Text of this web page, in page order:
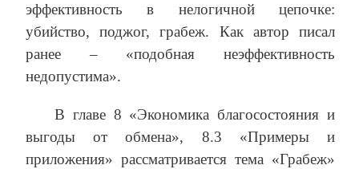
эффективность в нелогичной цепочке:
убийство, поджог, грабеж. Как автор писал
ранее – «подобная неэффективность
недопустима».
В главе 8 «Экономика благосостояния и
выгоды от обмена», 8.3 «Примеры и
приложения» рассматривается тема «Грабеж»